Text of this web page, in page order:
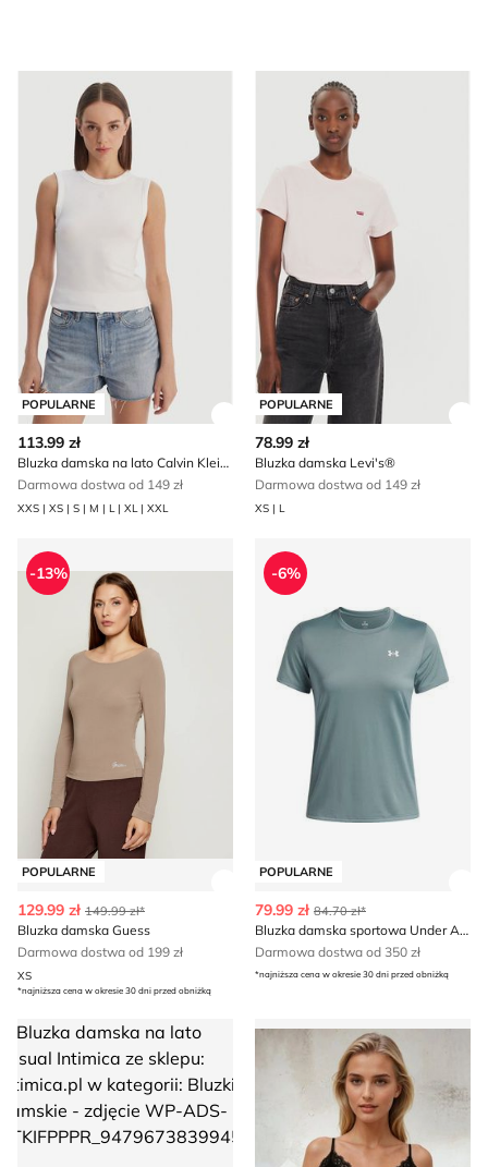
Bluzka damska na lato Calvin Klein Jeans
POPULARNE
Zobacz szczegóły produktu
113.99 zł
Bluzka damska na lato Calvin Klein Jeans
Darmowa dostwa od 149 zł
XXS | XS | S | M | L | XL | XXL
Bluzka damska Levi's®
POPULARNE
78.99 zł
Bluzka damska Levi's®
Darmowa dostwa od 149 zł
XS | L
Bluzka damska Guess
POPULARNE
-13%
129.99 zł 149.99 zł*
Bluzka damska Guess
Darmowa dostwa od 199 zł
XS
*najniższa cena w okresie 30 dni przed obniżką
Bluzka damska sportowa
POPULARNE
-6%
79.99 zł 84.70 zł*
Bluzka damska sportowa Under Armour
Darmowa dostwa od 350 zł
*najniższa cena w okresie 30 dni przed obniżką
damska na lato casual IntimicaBluzka damska Eldar